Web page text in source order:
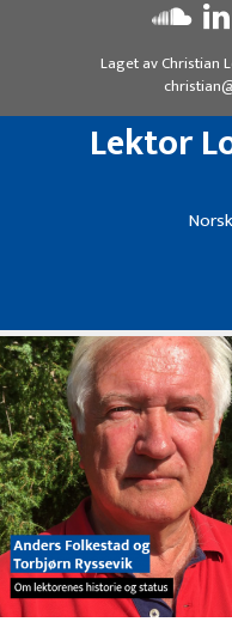
Laget avChristian
Lektor